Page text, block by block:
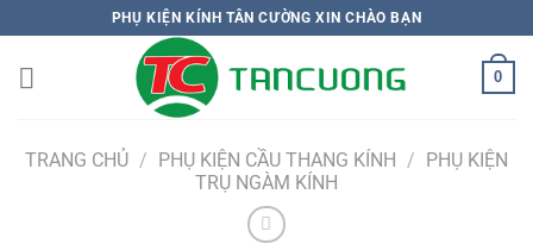
qua
nội
PHỤ KIỆN KÍNH TÂN CƯỜNG XIN CHÀO BẠN
0
TRANG CHỦ / PHỤ KIỆN CẦU THANG KÍNH / PHỤ KIỆN
TRỤ NGÀM KÍNH